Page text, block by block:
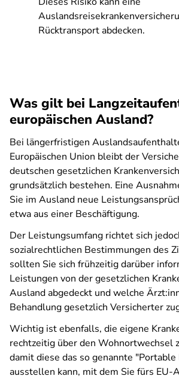
Rücktransport abdecken.
Was gilt bei
europäischen Ausland?
Bei längerfristigen
Europäischen Union bleibt der
deutschen gesetzlichen
grundsätzlich bestehen. Eine
Sie im Ausland neue
etwa aus einer Beschäftigung.
Der Leistungsumfang richtet sich
sozialrechtlichen Bestimmungen des
sollten Sie sich frühzeitig darüber
Leistungen von der gesetzlichen
Ausland abgedeckt und welche
Behandlung gesetzlich Versicherter
Wichtig ist ebenfalls, die eigene
rechtzeitig über den Wohnortwechsel
damit diese das so genannte
ausstellen kann, mit dem Sie fürs EU-